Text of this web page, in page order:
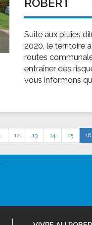
Suite aux pluies
2020, le territoire
routes
entraîner des
vous informons
12 13 14 15 16